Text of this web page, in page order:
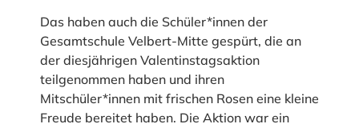
Das haben auch die Schüler*innen der
Gesamtschule Velbert-Mitte gespürt, die an
der diesjährigen Valentinstagsaktion
teilgenommen haben und ihren
Mitschüler*innen mit frischen Rosen eine kleine
Freude bereitet haben. Die Aktion war ein